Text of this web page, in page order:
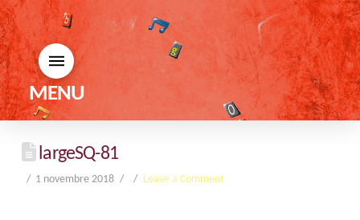
MENU
largeSQ-81
1 novembre 2018 Leave a Comment